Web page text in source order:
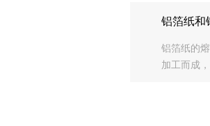
铝箔纸和
铝箔纸的
加工而成